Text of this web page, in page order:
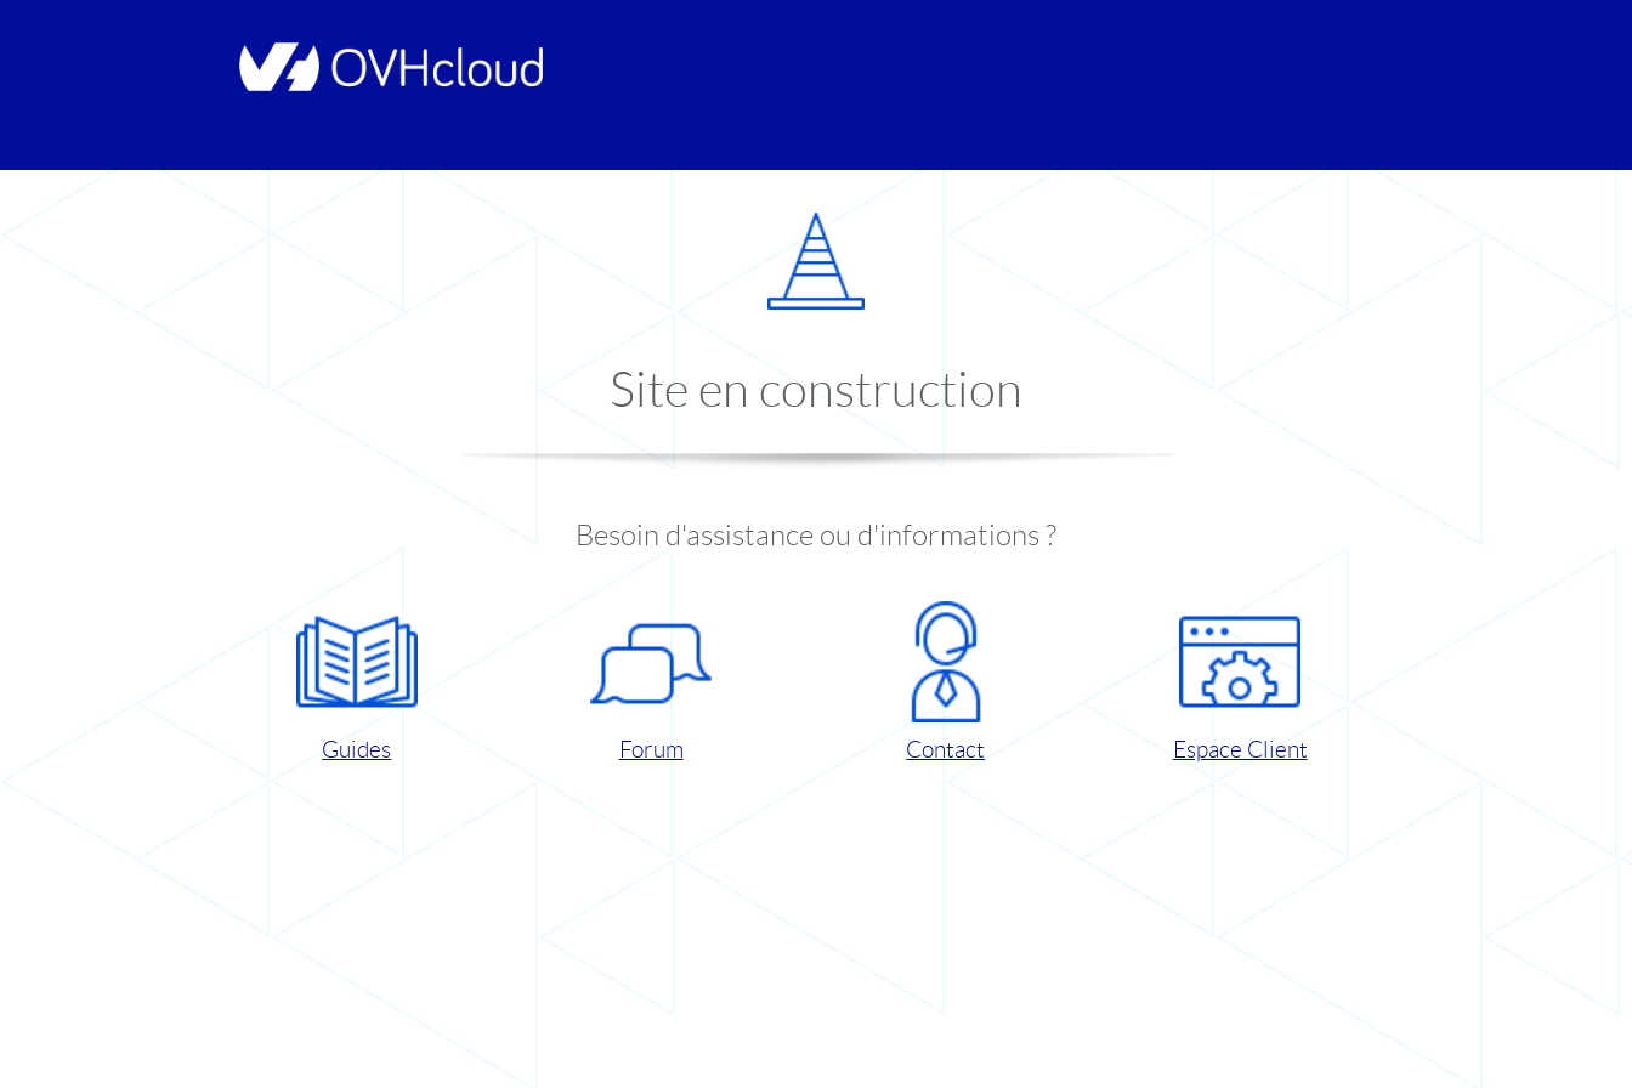
Site en construction
Besoin d'assistance ou d'informations ?
Guides Forum Contact Espace Client